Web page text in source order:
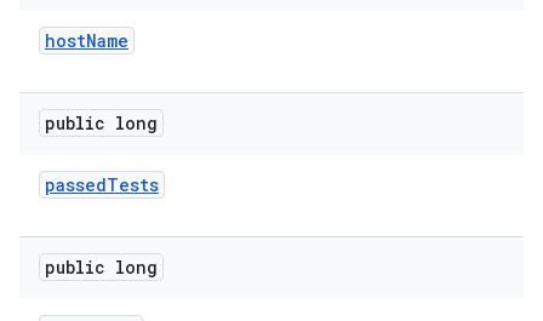
hostName
public long
passedTests
public long